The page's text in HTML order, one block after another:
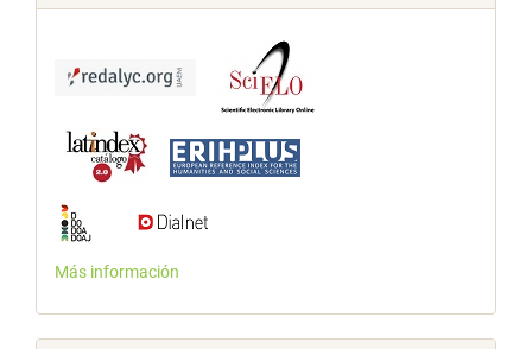
Más información